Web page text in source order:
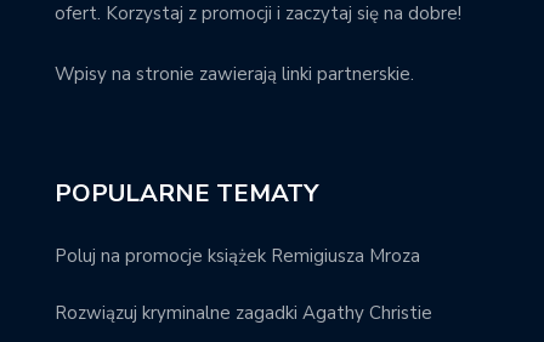
ofert. Korzystaj z promocji i zaczytaj się na dobre!
Wpisy na stronie zawierają linki partnerskie.
POPULARNE TEMATY
Poluj na promocje książek Remigiusza Mroza
Rozwiązuj kryminalne zagadki Agathy Christie